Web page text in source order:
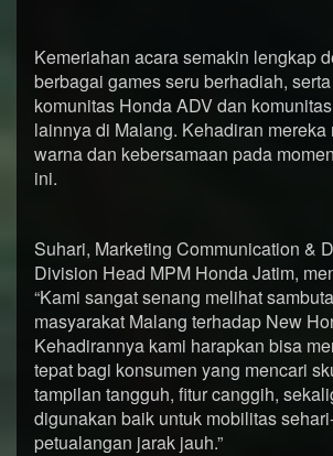
Kemeriahan acara semakin lengkap
berbagai games seru berhadiah,
komunitas Honda ADV dan
lainnya di Malang. Kehadiran mereka
warna dan kebersamaan pada
ini.
Suhari, Marketing Communication &
Division Head MPM Honda Jatim,
“Kami sangat senang melihat
masyarakat Malang terhadap New
Kehadirannya kami harapkan bisa
tepat bagi konsumen yang mencari
tampilan tangguh, fitur canggih,
digunakan baik untuk mobilitas
petualangan jarak jauh.”